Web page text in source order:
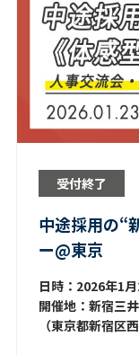
受付終了
中途採用の“
ー@東京
日時：2026年1
開催地：新宿三
（東京都新宿区